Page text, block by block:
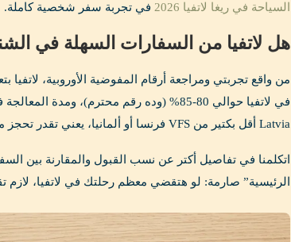
السياحة في ريغا لاتفيا 2026
في تجربة سفر شخصية كاملة.
هل لاتفيا من السفارات السهلة في
من واقع تجربتي ومراجعة أرقام المفوضية الأوروبية،
Latvia أقل بكتير من VFS فرنسا أو ألمانيا، يعني تقدر تحجز ميعاد بسهولة.
اتكلمنا في تفاصيل أكتر عن نسب القبول والمقارنة بين
الرئيسية” صارمة: لو هتقضي معظم رحلتك في لاتفيا، لازم